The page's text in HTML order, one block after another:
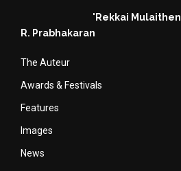
'Rekkai
R. Prabhakaran
The Auteur
Awards & Festivals
Features
Images
News